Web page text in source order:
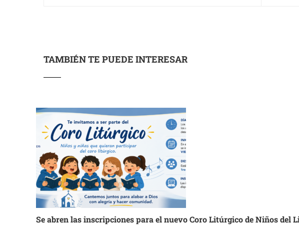
TAMBIÉN TE PUEDE INTERESAR
Se abren las inscripciones para el nuevo Coro Litúrgico de Niños del